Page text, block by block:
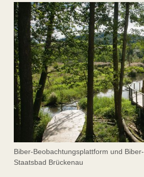
Biber-Beobachtungsplattform und
Staatsbad Brückenau